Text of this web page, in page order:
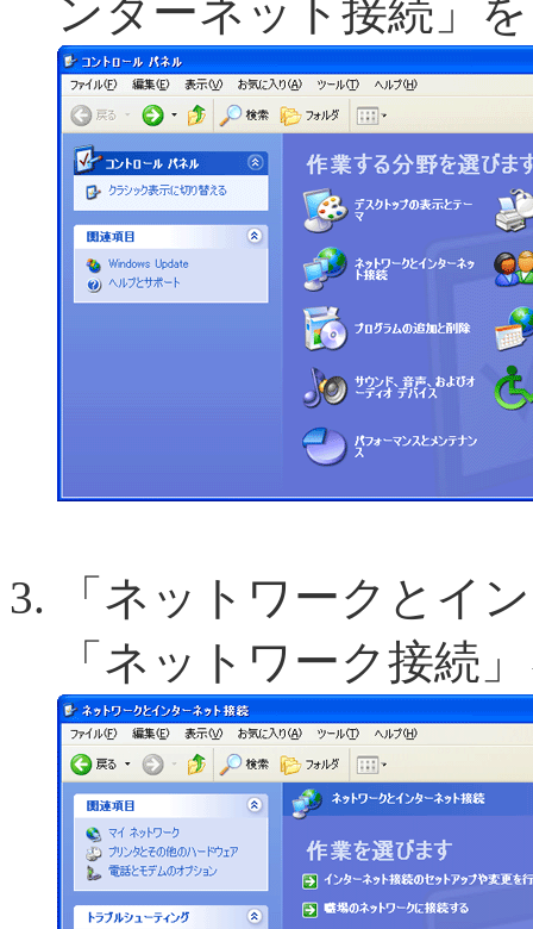
ンターネット接続」
「ネットワークとイ
「ネットワーク接続